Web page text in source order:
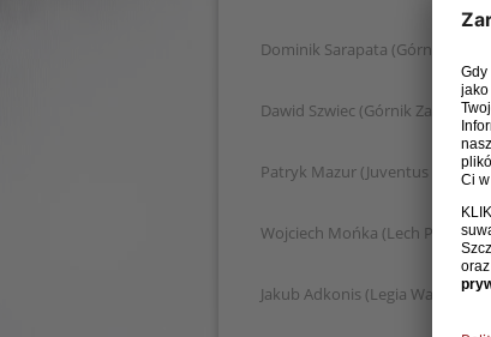
Dominik Sarapata (Górnik Zabrze)
Dawid Szwiec (Górnik Zabrze)
Patryk Mazur (Juventus F.C.)
Wojciech Mońka (Lech Poznań)
Jakub Adkonis (Legia Warszawa)